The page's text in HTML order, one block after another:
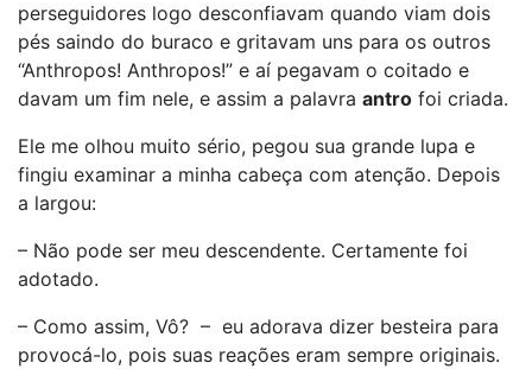
perseguidores logo desconfiavam quando viam dois
pés saindo do buraco e gritavam uns para os outros
“Anthropos! Anthropos!” e aí pegavam o coitado e
davam um fim nele, e assim a palavra antro foi criada.
Ele me olhou muito sério, pegou sua grande lupa e
fingiu examinar a minha cabeça com atenção. Depois
a largou:
– Não pode ser meu descendente. Certamente foi
adotado.
– Como assim, Vô? – eu adorava dizer besteira para
provocá-lo, pois suas reações eram sempre originais.